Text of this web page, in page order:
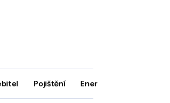
Pojištění Energie